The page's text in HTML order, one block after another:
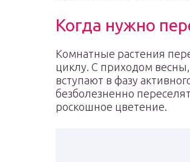
Когда нужно
Комнатные растения
циклу. С приходом
вступают в фазу
безболезненно
роскошное цветение.